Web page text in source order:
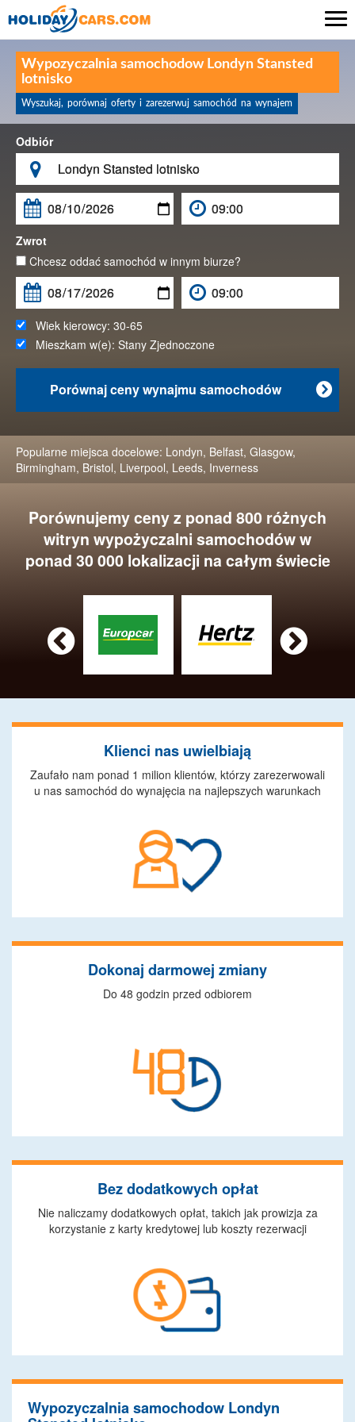
Wypozyczalnia samochodow Londyn Stansted
lotnisko
Wyszukaj, porównaj oferty i zarezerwuj samochód na wynajem
Odbiór


Zwrot
Chcesz oddać samochód w innym biurze?
Wiek kierowcy: 30-65
Mieszkam w(e): Stany Zjednoczone

Porównaj ceny wynajmu samochodów
Popularne miejsca docelowe: Londyn, Belfast, Glasgow,
Birmingham, Bristol, Liverpool, Leeds, Inverness
Porównujemy ceny z ponad 800 różnych
witryn wypożyczalni samochodów w
ponad 30 000 lokalizacji na całym świecie
 
Klienci nas uwielbiają
Zaufało nam ponad 1 milion klientów, którzy zarezerwowali
u nas samochód do wynajęcia na najlepszych warunkach
Dokonaj darmowej zmiany
Do 48 godzin przed odbiorem
Bez dodatkowych opłat
Nie naliczamy dodatkowych opłat, takich jak prowizja za
korzystanie z karty kredytowej lub koszty rezerwacji
Wypozyczalnia samochodow Londyn